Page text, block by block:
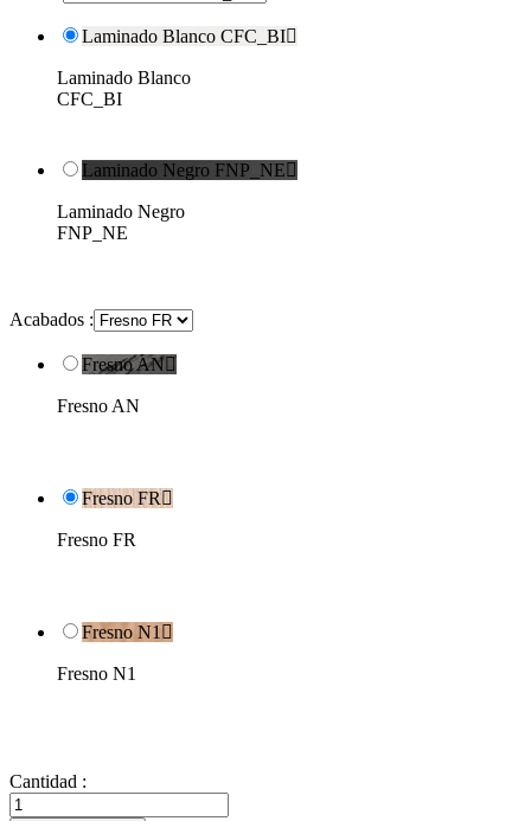
Laminado Blanco CFC_BI
Laminado Blanco
CFC_BI
Laminado Negro FNP_NE
Laminado Negro
FNP_NE
Acabados :
Fresno AN
Fresno AN
Fresno FR 
Fresno FR
Fresno N1 
Fresno N1
Cantidad :